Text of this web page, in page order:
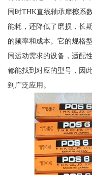
同时THK直线轴承摩擦系
能耗，还降低了磨损，长
的频率和成本。它的规格
同运动需求的设备，适配
都能找到对应的型号，因
到广泛应用。